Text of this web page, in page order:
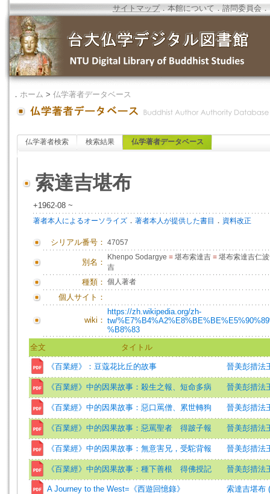
サイトマップ．本館について ．諮問委員会 ．
． ホーム > 仏学著者データベース
仏学著者検索 検索結果 仏学著者データベース
索達吉堪布
+1962-08 ~
著者本人によるオーソライズ ． 著者本人が提供した書目 ． 資料改正
シリアル番号： 47057
別名：
Khenpo Sodargye = 堪布索達吉 = 堪布索達吉仁
吉
種類： 個人著者
個人サイト：
wiki：
https://zh.wikipedia.org/zh-
tw/
%B8%83
全文
タイトル
《百業經》：豆蔻花比丘的故事 晉美彭措法
《百業經》中的因果故事：殺生之報、短命多病 晉美彭措法
《百業經》中的因果故事：惡口罵僧、累世轉狗 晉美彭措法
《百業經》中的因果故事：惡罵聖者 得跛子報 晉美彭措法
《百業經》中的因果故事：無意害兄，受駝背報 晉美彭措法
《百業經》中的因果故事：種下善根 得佛授記 晉美彭措法
A Journey to the West=《西遊回憶錄》 索達吉堪布